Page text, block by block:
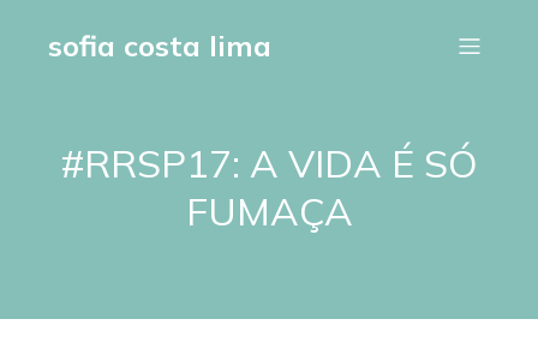
sofia costa lima
#RRSP17: A VIDA É SÓ
FUMAÇA